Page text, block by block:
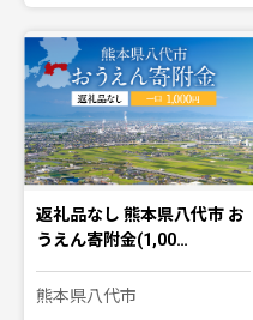
返礼品なし 熊本県八代市 お
うえん寄附金(1,00…
熊本県八代市